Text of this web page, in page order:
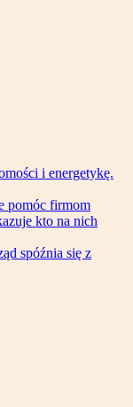
i energetykę.
pomóc firmom
kto na nich
spóźnia się z